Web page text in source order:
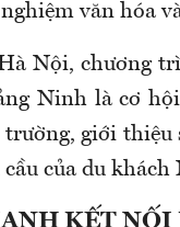
văn hóa
Nội, chương
Ninh là cơ
giới thiệu
của du khách
KẾT NỐI